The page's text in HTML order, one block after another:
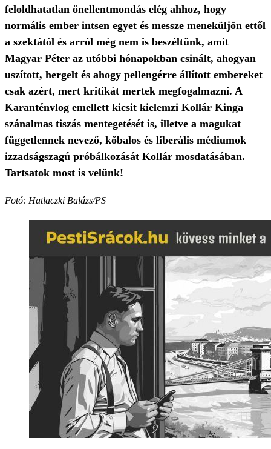
feloldhatatlan önellentmondás elég ahhoz, hogy
normális ember intsen egyet és messze meneküljön ettől
a szektától és arról még nem is beszéltünk, amit
Magyar Péter az utóbbi hónapokban csinált, ahogyan
uszított, hergelt és ahogy pellengérre állított embereket
csak azért, mert kritikát mertek megfogalmazni. A
Karanténvlog emellett kicsit kielemzi Kollár Kinga
szánalmas tiszás mentegetését is, illetve a magukat
függetlennek nevező, kőbalos és liberális médiumok
izzadságszagú próbálkozását Kollár mosdatásában.
Tartsatok most is velünk!
Fotó: Hatlaczki Balázs/PS